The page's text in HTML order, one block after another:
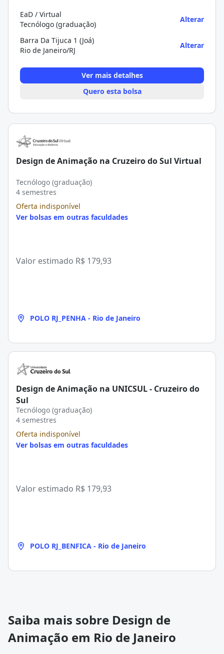
EaD / Virtual
Tecnólogo (graduação)
Alterar
Barra Da Tijuca 1 (Joá)
Rio de Janeiro/RJ
Alterar
Ver mais detalhes
Quero esta bolsa
Design de Animação na Cruzeiro do Sul Virtual
Tecnólogo (graduação)
4 semestres
Oferta indisponível
Ver bolsas em outras faculdades
Valor estimado R$ 179,93
POLO RJ_PENHA - Rio de Janeiro
Design de Animação na UNICSUL - Cruzeiro do
Sul
Tecnólogo (graduação)
4 semestres
Oferta indisponível
Ver bolsas em outras faculdades
Valor estimado R$ 179,93
POLO RJ_BENFICA - Rio de Janeiro
Saiba mais sobre Design de
Animação em Rio de Janeiro